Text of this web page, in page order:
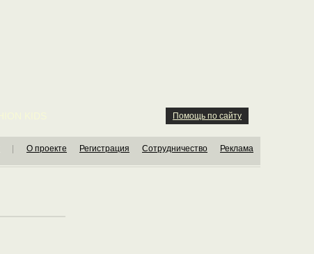
Помощь по сайту
О проекте Регистрация Сотрудничество Реклама